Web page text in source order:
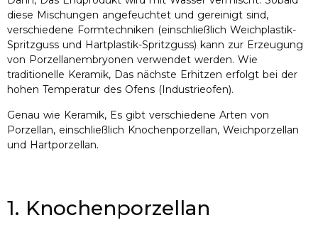
diese Mischungen angefeuchtet und gereinigt sind,
verschiedene Formtechniken (einschließlich Weichplastik-
Spritzguss und Hartplastik-Spritzguss) kann zur Erzeugung
von Porzellanembryonen verwendet werden. Wie
traditionelle Keramik, Das nächste Erhitzen erfolgt bei der
hohen Temperatur des Ofens (Industrieofen).
Genau wie Keramik, Es gibt verschiedene Arten von
Porzellan, einschließlich Knochenporzellan, Weichporzellan
und Hartporzellan.
1. Knochenporzellan